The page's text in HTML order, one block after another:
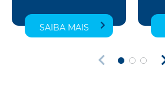
SAIBA MAIS